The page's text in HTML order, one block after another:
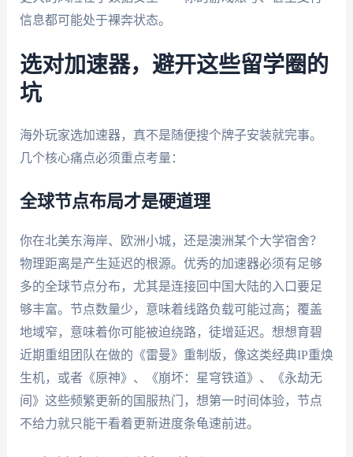
信息都可能处于裸奔状态。
选对加速器，避开这些留学圈的
坑
海外玩家选加速器，真不是随便搜个牌子安装就完事。
几个核心痛点必须重点考量：
全球节点布局才是硬道理
你在北美东海岸、欧洲小城，还是澳洲某个大学宿舍？
物理距离是产生延迟的根源。优秀的加速器必须有足够
多的全球节点分布，尤其是连接回中国大陆的入口要足
够丰富。节点数量少，意味着线路负载可能过高；覆盖
地域窄，意味着你可能被迫绕路，徒增延迟。想想育碧
近期重组团队在做的《雷曼》重制版，像这类经典IP重焕
生机，或者《原神》、《崩坏：星穹铁道》、《永劫无
间》这些频繁更新的国服热门，想第一时间体验，节点
不给力就只能干看着更新进度条龟速前进。